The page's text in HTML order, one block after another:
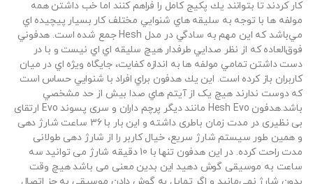
كار كردند تا بتوانند يك پكيج كامل را فراهم كنند اما خب داشتن همه
مولفه ها با توجه به سليقه هاي شنوايي مختلف كار بسيار پيچيده اي
مي‌باشد كه اين مهم به سادگي در مدل Hesh جمع شده است. هدفوني
فوق‌العاده كه از نظر صدايي طرفدار هيچ سليقه اي اي نيست و با در
دست داشتن تمامي مولفه ها به اندازه كفايت، جايگاه ويژه اي در ميان
كاربران باز كرده است. اين يك هدفون براي افراد با شنوايي حساس است
كه دوست ندارند هيچ یک از آيتم هاي صدا بيش از حد مشخصي
باشد.هدفون Hesh Evo مانند دیگر پرچم داران و سری پسوند Evo ارتقای
بی نظیری در مدت زمان باطری داشته و این بار با 36 ساعت شارژ دهی
و همین طور سیستم شارژ سریع، خیال کاربر را از شارژ دهی طولانی
مدت راحت کرده. در این هدفون تنها با 10 دقیقه شارژ می توانید سه
ساعت به موسیقی گوش دهید این بدین معنی می باشد هیچ وقت